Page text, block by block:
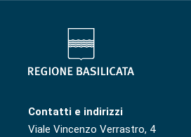
Contatti e indirizzi
Viale Vincenzo Verrastro, 4